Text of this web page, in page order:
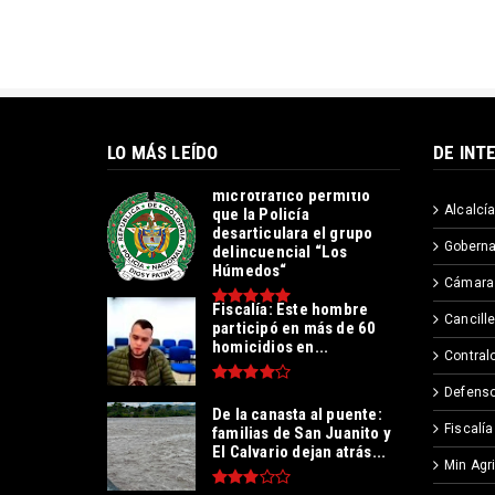
LO MÁS LEÍDO
Operación contra el
microtráfico permitió
que la Policía
desarticulara el grupo
delincuencial “Los
Húmedos“
Fiscalía: Este hombre
participó en más de 60
homicidios en...
De la canasta al puente:
familias de San Juanito y
El Calvario dejan atrás...
DE
Fiscalía
Min